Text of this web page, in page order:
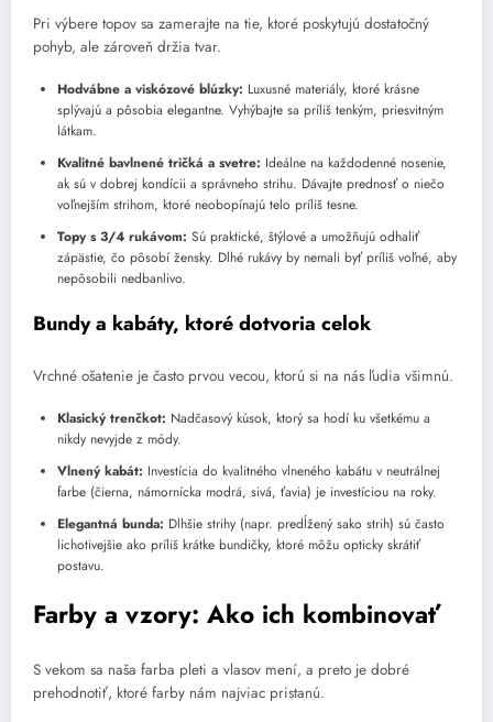
Pri výbere topov sa zamerajte na tie, ktoré poskytujú dostatočný
pohyb, ale zároveň držia tvar.
Hodvábne a viskózové blúzky: Luxusné materiály, ktoré krásne
splývajú a pôsobia elegantne. Vyhýbajte sa príliš tenkým, priesvitným
látkam.
Kvalitné bavlnené tričká a svetre: Ideálne na každodenné nosenie,
ak sú v dobrej kondícii a správneho strihu. Dávajte prednosť o niečo
voľnejším strihom, ktoré neobopínajú telo príliš tesne.
Topy s 3/4 rukávom: Sú praktické, štýlové a umožňujú odhaliť
zápästie, čo pôsobí žensky. Dlhé rukávy by nemali byť príliš voľné, aby
nepôsobili nedbanlivo.
Bundy a kabáty, ktoré dotvoria celok
Vrchné ošatenie je často prvou vecou, ktorú si na nás ľudia všimnú.
Klasický trenčkot: Nadčasový kúsok, ktorý sa hodí ku všetkému a
nikdy nevyjde z módy.
Vlnený kabát: Investícia do kvalitného vlneného kabátu v neutrálnej
farbe (čierna, námornícka modrá, sivá, ťavia) je investíciou na roky.
Elegantná bunda: Dlhšie strihy (napr. predĺžený sako strih) sú často
lichotivejšie ako príliš krátke bundičky, ktoré môžu opticky skrátiť
postavu.
Farby a vzory: Ako ich kombinovať
S vekom sa naša farba pleti a vlasov mení, a preto je dobré
prehodnotiť, ktoré farby nám najviac pristanú.